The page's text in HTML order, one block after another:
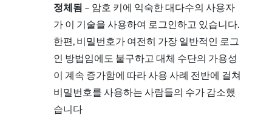
정체됨 – 암호 키에 익숙한 대다수의 사용자
가 이 기술을 사용하여 로그인하고 있습니다.
한편, 비밀번호가 여전히 가장 일반적인 로그
인 방법임에도 불구하고 대체 수단의 가용성
이 계속 증가함에 따라 사용 사례 전반에 걸쳐
비밀번호를 사용하는 사람들의 수가 감소했
습니다